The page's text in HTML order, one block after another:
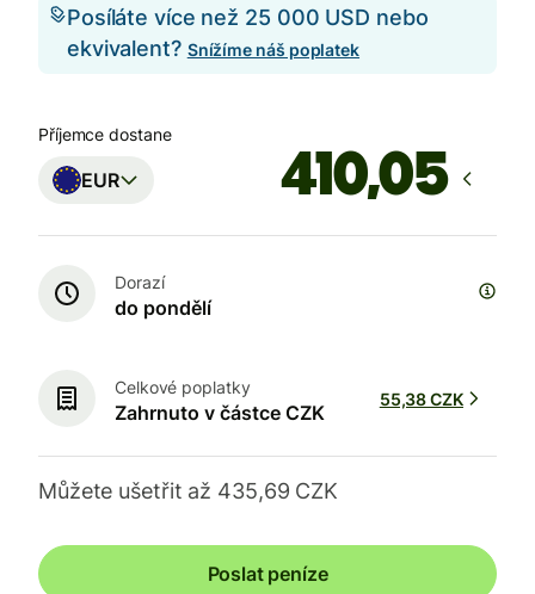
Posíláte více než 25 000 USD nebo
ekvivalent? Snížíme náš poplatek
Příjemce dostane
EUR
Dorazí
do pondělí
Celkové poplatky
Zahrnuto v částce CZK
55,38 CZK
Můžete ušetřit až 435,69 CZK
Poslat peníze